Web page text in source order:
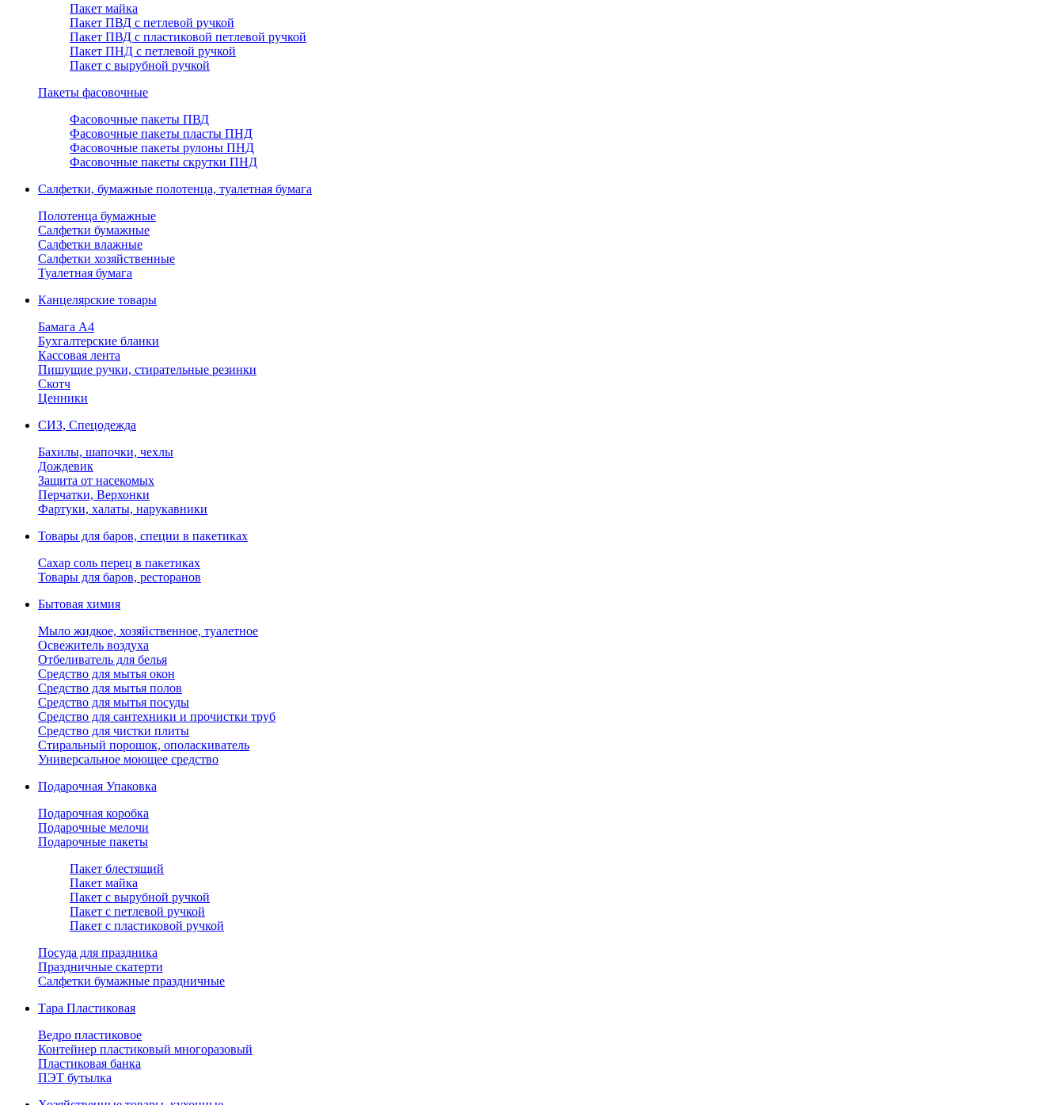
Пакет майка
Пакет ПВД с петлевой ручкой
Пакет ПВД с пластиковой петлевой ручкой
Пакет ПНД с петлевой ручкой
Пакет с вырубной ручкой
Пакеты фасовочные
Фасовочные пакеты ПВД
Фасовочные пакеты пласты ПНД
Фасовочные пакеты рулоны ПНД
Фасовочные пакеты скрутки ПНД
Салфетки, бумажные полотенца, туалетная бумага
Полотенца бумажные
Салфетки бумажные
Салфетки влажные
Салфетки хозяйственные
Туалетная бумага
Канцелярские товары
Бамага А4
Бухгалтерские бланки
Кассовая лента
Пишущие ручки, стирательные резинки
Скотч
Ценники
СИЗ, Спецодежда
Бахилы, шапочки, чехлы
Дождевик
Защита от насекомых
Перчатки, Верхонки
Фартуки, халаты, нарукавники
Товары для баров, специи в пакетиках
Сахар соль перец в пакетиках
Товары для баров, ресторанов
Бытовая химия
Мыло жидкое, хозяйственное, туалетное
Освежитель воздуха
Отбеливатель для белья
Средство для мытья окон
Средство для мытья полов
Средство для мытья посуды
Средство для сантехники и прочистки труб
Средство для чистки плиты
Стиральный порошок, ополаскиватель
Универсальное моющее средство
Подарочная Упаковка
Подарочная коробка
Подарочные мелочи
Подарочные пакеты
Пакет блестящий
Пакет майка
Пакет с вырубной ручкой
Пакет с петлевой ручкой
Пакет с пластиковой ручкой
Посуда для праздника
Праздничные скатерти
Салфетки бумажные праздничные
Тара Пластиковая
Ведро пластиковое
Контейнер пластиковый многоразовый
Пластиковая банка
ПЭТ бутылка